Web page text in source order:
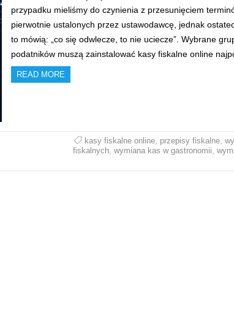
przypadku mieliśmy do czynienia z przesunięciem
pierwotnie ustalonych przez ustawodawcę, jednak
to mówią: „co się odwlecze, to nie uciecze”. Wybrane
podatników muszą zainstalować kasy fiskalne online
READ MORE
kasy fiskalne online, przepisy fiskalne,
fiskalnych, wymiana kas w gastronomii